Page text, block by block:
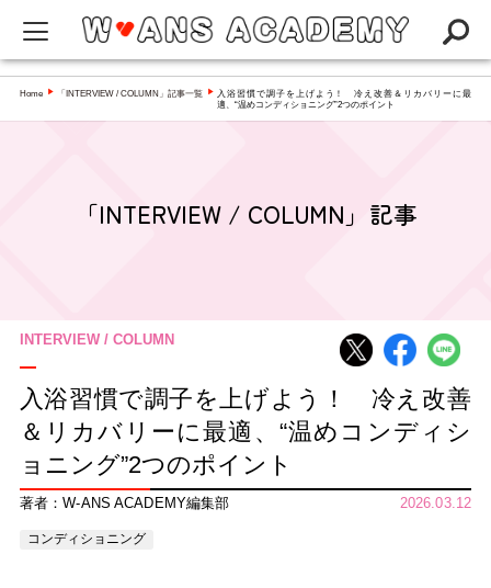
W-ANS ACADEMYってなに？
Q&A
アカデミー
Home ▶ 「INTERVIEW / COLUMN」記事一覧 ▶
入浴習慣で調子を上げよう！ 冷え改善＆リカバリーに最
適、“温めコンディショニング”2つのポイント
「INTERVIEW / COLUMN」記事
INTERVIEW / COLUMN
入浴習慣で調子を上げよう！ 冷え改善
＆リカバリーに最適、“温めコンディシ
ョニング”2つのポイント
著者：W-ANS ACADEMY編集部 2026.03.12
コンディショニング